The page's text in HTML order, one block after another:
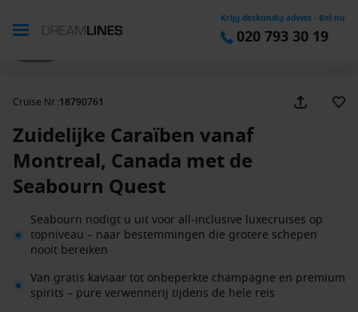
Krijg deskundig advies - Bel nu
020 793 30 19
Cruise Nr.:18790761
Zuidelijke Caraïben vanaf
Montreal, Canada met de
Seabourn Quest
Seabourn nodigt u uit voor all-inclusive luxecruises op
topniveau – naar bestemmingen die grotere schepen
nooit bereiken
Van gratis kaviaar tot onbeperkte champagne en premium
spirits – pure verwennerij tijdens de hele reis